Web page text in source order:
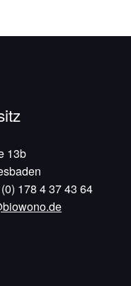
13b
178 4 37 43 64